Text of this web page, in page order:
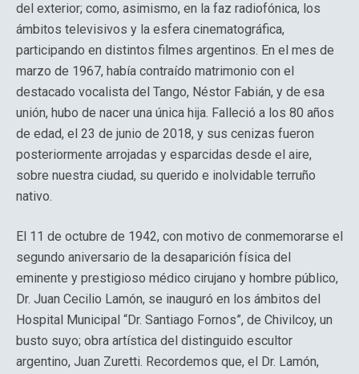
del exterior; como, asimismo, en la faz radiofónica, los
ámbitos televisivos y la esfera cinematográfica,
participando en distintos filmes argentinos. En el mes de
marzo de 1967, había contraído matrimonio con el
destacado vocalista del Tango, Néstor Fabián, y de esa
unión, hubo de nacer una única hija. Falleció a los 80 años
de edad, el 23 de junio de 2018, y sus cenizas fueron
posteriormente arrojadas y esparcidas desde el aire,
sobre nuestra ciudad, su querido e inolvidable terruño
nativo.
El 11 de octubre de 1942, con motivo de conmemorarse el
segundo aniversario de la desaparición física del
eminente y prestigioso médico cirujano y hombre público,
Dr. Juan Cecilio Lamón, se inauguró en los ámbitos del
Hospital Municipal “Dr. Santiago Fornos”, de Chivilcoy, un
busto suyo; obra artística del distinguido escultor
argentino, Juan Zuretti. Recordemos que, el Dr. Lamón,